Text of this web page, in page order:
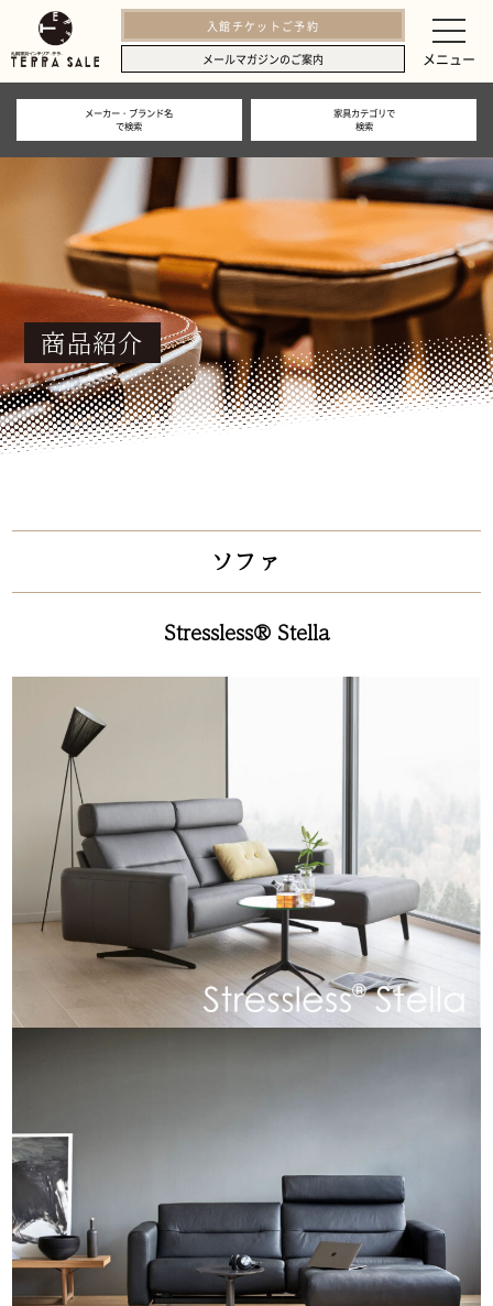
入館チケットご予約
メールマガジンのご案内
メーカー・ブランド名
で検索
家具カテゴリで
検索
商品紹介
ソファ
Stressless® Stella
メニュー